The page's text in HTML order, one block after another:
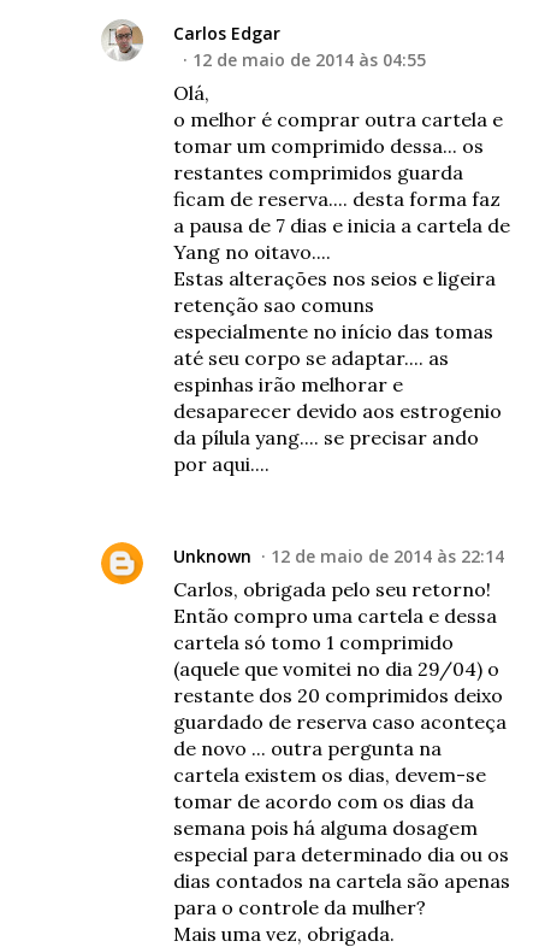
Carlos Edgar
12 de maio de 2014 às 04:55
Olá,
o melhor é comprar outra cartela e
tomar um comprimido dessa... os
restantes comprimidos guarda
ficam de reserva.... desta forma faz
a pausa de 7 dias e inicia a cartela de
Yang no oitavo....
Estas alterações nos seios e ligeira
retenção sao comuns
especialmente no início das tomas
até seu corpo se adaptar.... as
espinhas irão melhorar e
desaparecer devido aos estrogenio
da pílula yang.... se precisar ando
por aqui....
Unknown 12 de maio de 2014 às 22:14
Carlos, obrigada pelo seu retorno!
Então compro uma cartela e dessa
cartela só tomo 1 comprimido
(aquele que vomitei no dia 29/04) o
restante dos 20 comprimidos deixo
guardado de reserva caso aconteça
de novo ... outra pergunta na
cartela existem os dias, devem-se
tomar de acordo com os dias da
semana pois há alguma dosagem
especial para determinado dia ou os
dias contados na cartela são apenas
para o controle da mulher?
Mais uma vez, obrigada.